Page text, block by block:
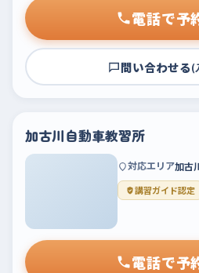
電話で予
問い合わせる(
加古川自動車教習所
対応エリア加古
講習ガイド認定
電話で予